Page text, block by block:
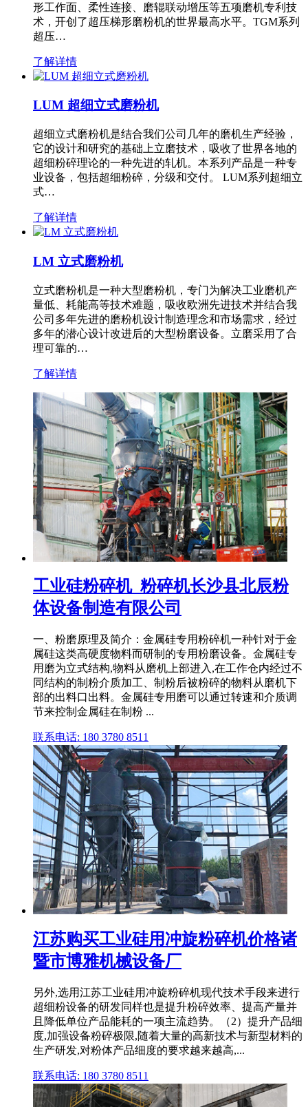
形工作面、柔性连接、磨辊联动增压等五项磨机专利技
术，开创了超压梯形磨粉机的世界最高水平。TGM系列
超压…
了解详情
LUM 超细立式磨粉机
超细立式磨粉机是结合我们公司几年的磨机生产经验，
它的设计和研究的基础上立磨技术，吸收了世界各地的
超细粉碎理论的一种先进的轧机。本系列产品是一种专
业设备，包括超细粉碎，分级和交付。 LUM系列超细立
式…
了解详情
LM 立式磨粉机
立式磨粉机是一种大型磨粉机，专门为解决工业磨机产
量低、耗能高等技术难题，吸收欧洲先进技术并结合我
公司多年先进的磨粉机设计制造理念和市场需求，经过
多年的潜心设计改进后的大型粉磨设备。立磨采用了合
理可靠的…
了解详情
工业硅粉碎机_粉碎机长沙县北辰粉
体设备制造有限公司
一、粉磨原理及简介：金属硅专用粉碎机一种针对于金
属硅这类高硬度物料而研制的专用粉磨设备。金属硅专
用磨为立式结构,物料从磨机上部进入,在工作仓内经过不
同结构的制粉介质加工、制粉后被粉碎的物料从磨机下
部的出料口出料。金属硅专用磨可以通过转速和介质调
节来控制金属硅在制粉 ...
联系电话: 180 3780 8511
江苏购买工业硅用冲旋粉碎机价格诸
暨市博雅机械设备厂
另外,选用江苏工业硅用冲旋粉碎机现代技术手段来进行
超细粉设备的研发同样也是提升粉碎效率、提高产量并
且降低单位产品能耗的一项主流趋势。（2）提升产品细
度,加强设备粉碎极限,随着大量的高新技术与新型材料的
生产研发,对粉体产品细度的要求越来越高,...
联系电话: 180 3780 8511